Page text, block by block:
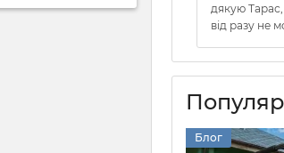
дякую
від разу не
Блог